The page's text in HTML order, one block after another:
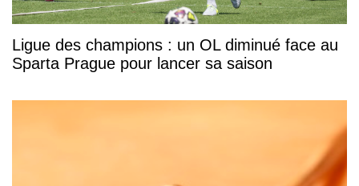
Ligue des champions : un OL diminué face au
Sparta Prague pour lancer sa saison